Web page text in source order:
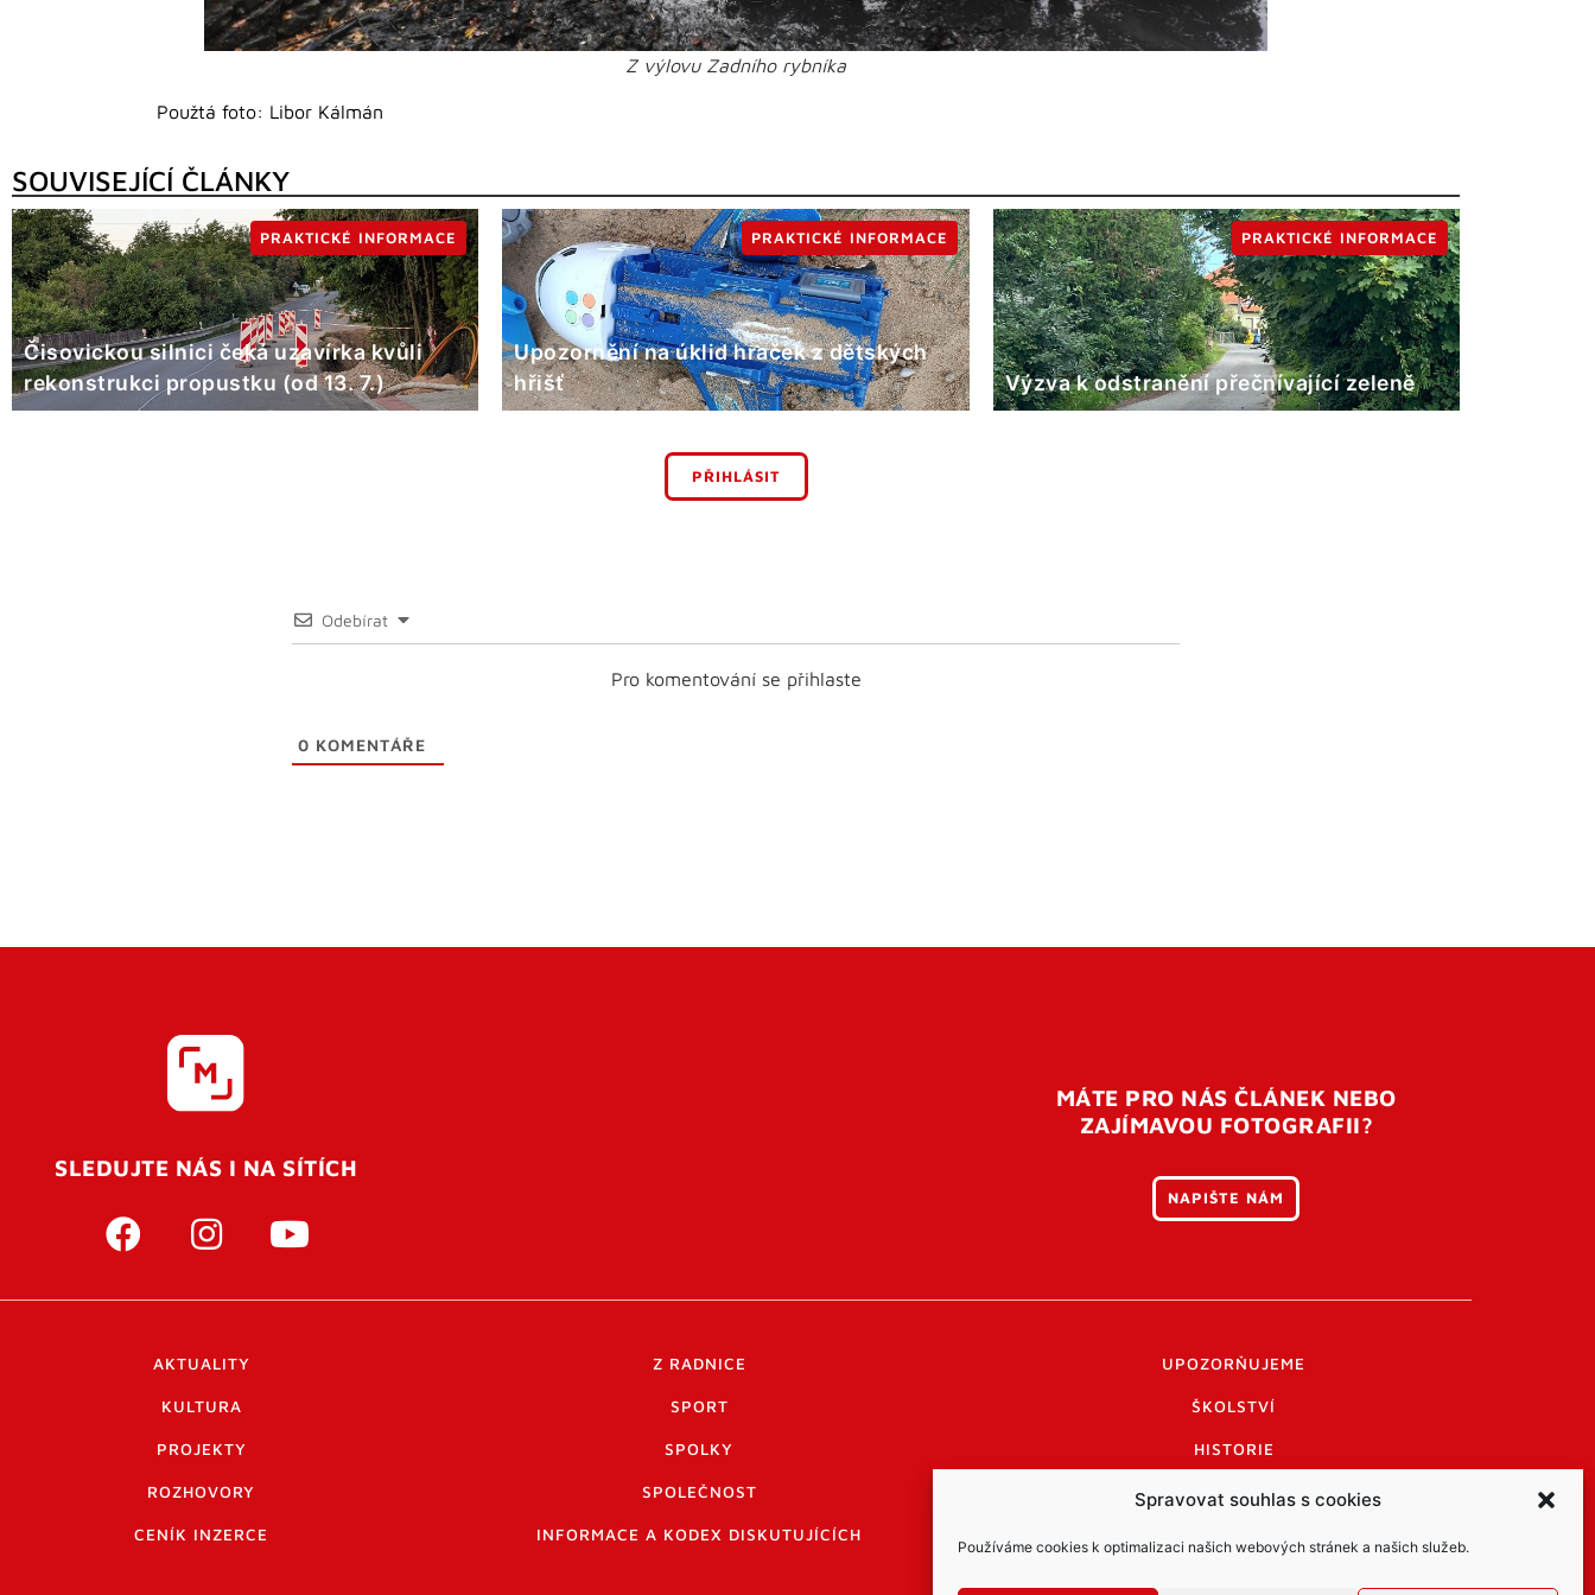
Spravovat souhlas s cookies
Používáme cookies k optimalizaci našich webových stránek a našich služeb.
Z výlovu Zadního rybníka
Použtá foto: Libor Kálmán
SOUVISEJÍCÍ ČLÁNKY
Čisovickou silnici čeká uzavírka kvůli
rekonstrukci propustku (od 13. 7.)
PRAKTICKÉ INFORMACE
Upozornění na úklid hraček z dětských
hřišť
PRAKTICKÉ INFORMACE
Výzva k odstranění přečnívající zeleně
PRAKTICKÉ INFORMACE
PŘIHLÁSIT
Odebírat
Pro komentování se přihlaste
0 KOMENTÁŘE
SLEDUJTE NÁS I NA SÍTÍCH
MÁTE PRO NÁS ČLÁNEK NEBO
ZAJÍMAVOU FOTOGRAFII?
NAPIŠTE NÁM
AKTUALITY Z RADNICE UPOZORŇUJEME
KULTURA SPORT ŠKOLSTVÍ
PROJEKTY SPOLKY HISTORIE
ROZHOVORY SPOLEČNOST PRAKTICKÉ INFORMACE
CENÍK INZERCE INFORMACE A KODEX DISKUTUJÍCÍCH